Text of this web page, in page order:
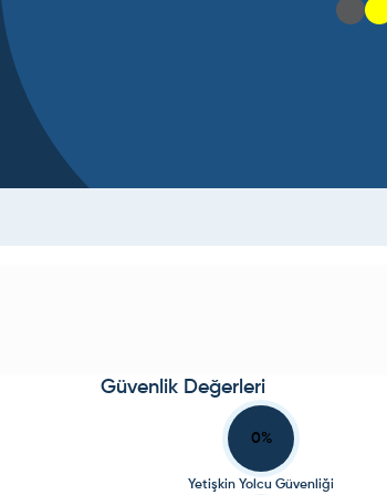
Güvenlik Değerleri
0%
Yetişkin Yolcu Güvenliği